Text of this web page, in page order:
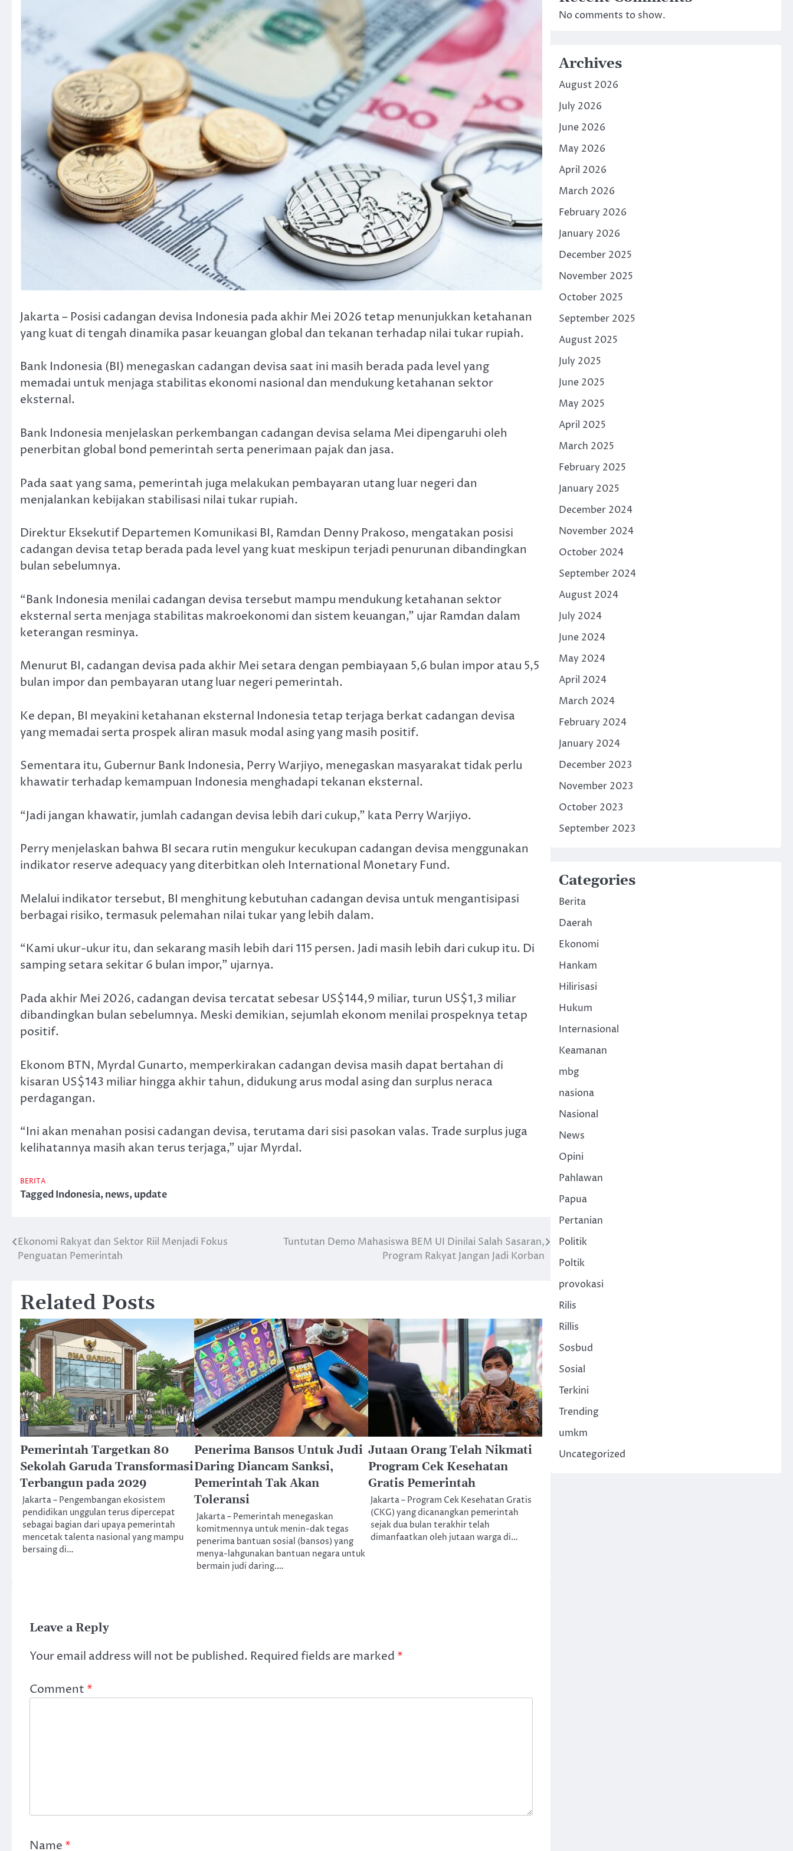
Jakarta – Posisi cadangan devisa Indonesia pada akhir Mei 2026 tetap menunjukkan ketahanan
yang kuat di tengah dinamika pasar keuangan global dan tekanan terhadap nilai tukar rupiah.
Bank Indonesia (BI) menegaskan cadangan devisa saat ini masih berada pada level yang
memadai untuk menjaga stabilitas ekonomi nasional dan mendukung ketahanan sektor
eksternal.
Bank Indonesia menjelaskan perkembangan cadangan devisa selama Mei dipengaruhi oleh
penerbitan global bond pemerintah serta penerimaan pajak dan jasa.
Pada saat yang sama, pemerintah juga melakukan pembayaran utang luar negeri dan
menjalankan kebijakan stabilisasi nilai tukar rupiah.
Direktur Eksekutif Departemen Komunikasi BI, Ramdan Denny Prakoso, mengatakan posisi
cadangan devisa tetap berada pada level yang kuat meskipun terjadi penurunan dibandingkan
bulan sebelumnya.
“Bank Indonesia menilai cadangan devisa tersebut mampu mendukung ketahanan sektor
eksternal serta menjaga stabilitas makroekonomi dan sistem keuangan,” ujar Ramdan dalam
keterangan resminya.
Menurut BI, cadangan devisa pada akhir Mei setara dengan pembiayaan 5,6 bulan impor atau 5,5
bulan impor dan pembayaran utang luar negeri pemerintah.
Ke depan, BI meyakini ketahanan eksternal Indonesia tetap terjaga berkat cadangan devisa
yang memadai serta prospek aliran masuk modal asing yang masih positif.
Sementara itu, Gubernur Bank Indonesia, Perry Warjiyo, menegaskan masyarakat tidak perlu
khawatir terhadap kemampuan Indonesia menghadapi tekanan eksternal.
“Jadi jangan khawatir, jumlah cadangan devisa lebih dari cukup,” kata Perry Warjiyo.
Perry menjelaskan bahwa BI secara rutin mengukur kecukupan cadangan devisa menggunakan
indikator reserve adequacy yang diterbitkan oleh International Monetary Fund.
Melalui indikator tersebut, BI menghitung kebutuhan cadangan devisa untuk mengantisipasi
berbagai risiko, termasuk pelemahan nilai tukar yang lebih dalam.
“Kami ukur-ukur itu, dan sekarang masih lebih dari 115 persen. Jadi masih lebih dari cukup itu. Di
samping setara sekitar 6 bulan impor,” ujarnya.
Pada akhir Mei 2026, cadangan devisa tercatat sebesar US$144,9 miliar, turun US$1,3 miliar
dibandingkan bulan sebelumnya. Meski demikian, sejumlah ekonom menilai prospeknya tetap
positif.
Ekonom BTN, Myrdal Gunarto, memperkirakan cadangan devisa masih dapat bertahan di
kisaran US$143 miliar hingga akhir tahun, didukung arus modal asing dan surplus neraca
perdagangan.
“Ini akan menahan posisi cadangan devisa, terutama dari sisi pasokan valas. Trade surplus juga
kelihatannya masih akan terus terjaga,” ujar Myrdal.
BERITA
TaggedIndonesia,news,update
Post
navigation
Ekonomi Rakyat dan Sektor Riil Menjadi Fokus
Penguatan Pemerintah
Tuntutan Demo Mahasiswa BEM UI Dinilai Salah Sasaran,
Program Rakyat Jangan Jadi Korban
Related Posts
Pemerintah Targetkan 80
Sekolah Garuda Transformasi
Terbangun pada 2029
Jakarta – Pengembangan ekosistem
pendidikan unggulan terus dipercepat
sebagai bagian dari upaya pemerintah
mencetak talenta nasional yang mampu
bersaing di…
Penerima Bansos Untuk Judi
Daring Diancam Sanksi,
Pemerintah Tak Akan
Toleransi
Jakarta – Pemerintah menegaskan
komitmennya untuk menin-dak tegas
penerima bantuan sosial (bansos) yang
menya-lahgunakan bantuan negara untuk
bermain judi daring.…
Jutaan Orang Telah Nikmati
Program Cek Kesehatan
Gratis Pemerintah
Jakarta – Program Cek Kesehatan Gratis
(CKG) yang dicanangkan pemerintah
sejak dua bulan terakhir telah
dimanfaatkan oleh jutaan warga di…
Leave a Reply
Your email address will not be published. Required fields are marked *
Comment *
Name *
No comments to show.
Archives
August 2026
July 2026
June 2026
May 2026
April 2026
March 2026
February 2026
January 2026
December 2025
November 2025
October 2025
September 2025
August 2025
July 2025
June 2025
May 2025
April 2025
March 2025
February 2025
January 2025
December 2024
November 2024
October 2024
September 2024
August 2024
July 2024
June 2024
May 2024
April 2024
March 2024
February 2024
January 2024
December 2023
November 2023
October 2023
September 2023
Categories
Berita
Daerah
Ekonomi
Hankam
Hilirisasi
Hukum
Internasional
Keamanan
mbg
nasiona
Nasional
News
Opini
Pahlawan
Papua
Pertanian
Politik
Poltik
provokasi
Rilis
Rillis
Sosbud
Sosial
Terkini
Trending
umkm
Uncategorized